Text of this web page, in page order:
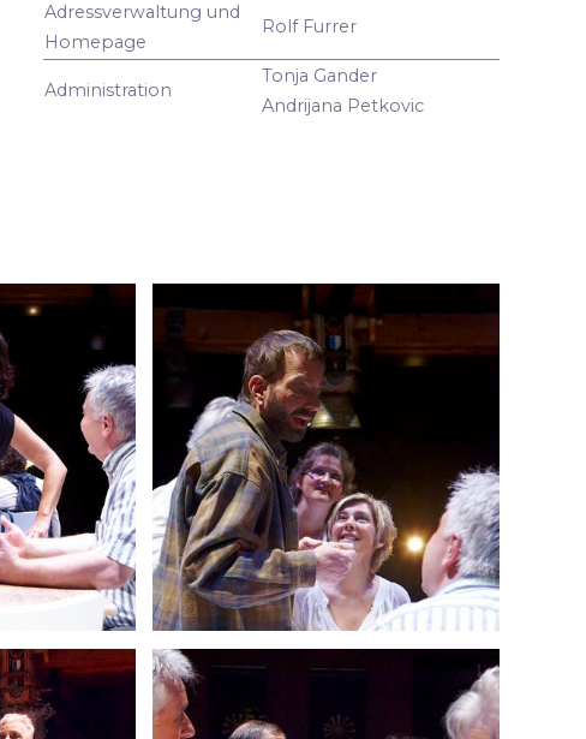
Adressverwaltung und
Homepage
Rolf Furrer
Administration
Tonja Gander
Andrijana Petkovic